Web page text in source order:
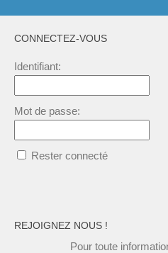
CONNECTEZ-VOUS
Identifiant:
Mot de passe:
Rester connecté
REJOIGNEZ NOUS !
Pour toute